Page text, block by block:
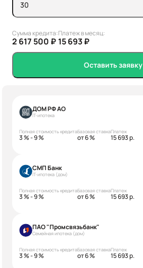
Сумма кредита:
2 617 500 ₽
Платеж в месяц:
15 693 ₽
Оставить заявку
ДОМ РФ АО
IT-ипотека
Полная стоимость кредита
3 % - 9 %
Базовая ставка
от 6 %
Платеж
15 693 р.
СМП Банк
IT-ипотека (дом)
Полная стоимость кредита
3 % - 9 %
Базовая ставка
от 6 %
Платеж
15 693 р.
ПАО "Промсвязьбанк"
Семейная ипотека (дом)
Полная стоимость кредита
3 % - 9 %
Базовая ставка
от 6 %
Платеж
15 693 р.